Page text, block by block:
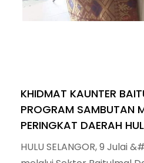
KHIDMAT KAUNTER
PROGRAM SAMBUTAN
PERINGKAT DAERAH
HULU SELANGOR, 9 Julai